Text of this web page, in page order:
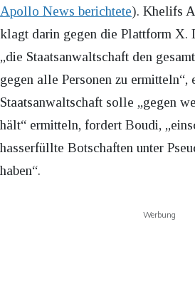
Apollo News berichtete). Khelifs
klagt darin gegen die Plattform X.
„die Staatsanwaltschaft den
gegen alle Personen zu
Staatsanwaltschaft solle „gegen
hält“ ermitteln, fordert Boudi,
hasserfüllte Botschaften unter
haben“.
Werbung